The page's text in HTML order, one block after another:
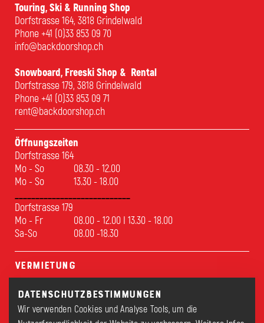
Datenschutzbestimmungen
Wir verwenden Cookies und Analyse Tools, um die
Touring, Ski & Running Shop
Dorfstrasse 164, 3818 Grindelwald
Phone+41 (0)33 853 09 70
info@backdoorshop.ch
Snowboard, Freeski Shop & Rental
Dorfstrasse 179, 3818 Grindelwald
Phone+41 (0)33 853 09 71
rent@backdoorshop.ch
Öffnungszeiten
Dorfstrasse 164
Mo - So
08.30 - 12.00
Mo - So
13.30 - 18.00
Dorfstrasse 179
Mo - Fr
08.00 - 12.00 I 13.30 - 18.00
Sa-So
08.00 -18.30
Vermietung
Sports
Test
Service